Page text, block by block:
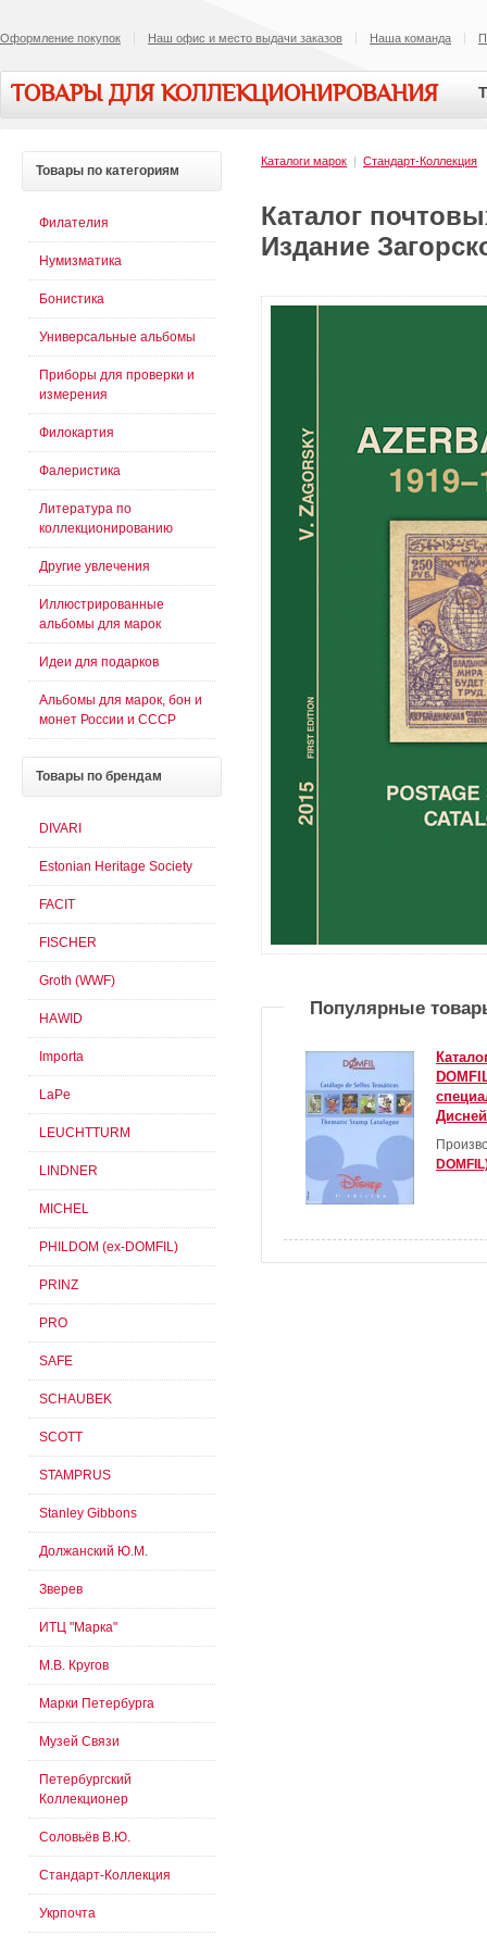
Оформление покупок Наш офис и место выдачи заказов Наша команда
ТОВАРЫ ДЛЯ КОЛЛЕКЦИОНИРОВАНИЯ
Каталоги марок | Стандарт-Коллекция
Каталог
Издание
Популярные
Товары по категориям
Филателия
Нумизматика
Бонистика
Универсальные альбомы
Приборы для проверки и
измерения
Филокартия
Фалеристика
Литература по
коллекционированию
Другие увлечения
Иллюстрированные
альбомы для марок
Идеи для подарков
Альбомы для марок, бон и
монет России и СССР
Товары по брендам
DIVARI
Estonian Heritage Society
FACIT
FISCHER
Groth (WWF)
HAWID
Importa
LaPe
LEUCHTTURM
LINDNER
MICHEL
PHILDOM (ex-DOMFIL)
PRINZ
PRO
SAFE
SCHAUBEK
SCOTT
STAMPRUS
Stanley Gibbons
Должанский Ю.М.
Зверев
ИТЦ "Марка"
М.В. Кругов
Марки Петербурга
Музей Связи
Петербургский
Коллекционер
Соловьёв В.Ю.
Стандарт-Коллекция
Укрпочта